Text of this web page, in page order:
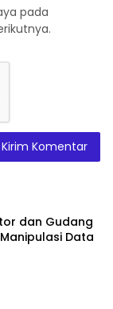
pada
dan Gudang
Data